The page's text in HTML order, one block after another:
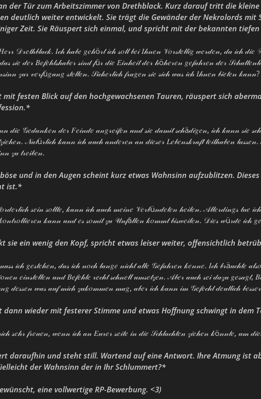
der Tür zum Arbeitszimmer von Drethblack. Kurz darauf tritt die
deutlich weiter entwickelt. Sie trägt die Gewänder der Nekrolords
Zeit. Sie Räuspert sich einmal, und spricht mit der bekannten
𝒟𝓇𝑒𝓉𝒽𝒷𝓁𝒶𝒸𝓀. 𝐼𝒸𝒽 𝒽𝒶𝒷𝑒 𝑔𝑒𝒽ö𝓇𝓉 𝒾𝒸𝒽 𝓈𝑜𝓁𝓁 𝒷𝑒𝒾 𝐼𝒽𝓃𝑒𝓃 𝒱𝑜𝓇𝓈𝓉𝑒𝓁𝓁𝒾𝑔 𝓌𝑒𝓇𝒹𝑒𝓃, 𝒹𝒶 𝒾𝒸𝒽
𝓈𝒾𝑒 𝒹𝑒𝓇 𝐵𝑒𝒻𝑒𝒽𝓁𝓈𝒽𝒶𝒷𝑒𝓇 𝓈𝒾𝓃𝒹 𝒻ü𝓇 𝒹𝒾𝑒 𝐸𝒾𝓃𝒽𝑒𝒾𝓉 𝒹𝑒𝓇 𝒽ö𝒽𝑒𝓇𝑒𝓃 𝑔𝑒𝒻𝒶𝒽𝓇𝑒𝓃 𝒹𝑒𝓇
𝓏𝓊𝓇 𝓋𝑒𝓇𝒻ü𝑔𝓊𝓃𝑔 𝓈𝓉𝑒𝓁𝓁𝑒𝓃. 𝒮𝒾𝒸𝒽𝑒𝓇𝓁𝒾𝒸𝒽 𝒻𝓇𝒶𝑔𝑒𝓃 𝓈𝒾𝑒 𝓈𝒾𝒸𝒽 𝓌𝒶𝓈 𝒾𝒸𝒽 𝐼𝒽𝓃𝑒𝓃 𝒷𝒾𝑒𝓉𝑒𝓃 𝓀𝒶𝓃𝓃?
mit festen Blick auf den hochgewachsenen Tauren, räuspert sich
𝒹𝒾𝑒 𝒢𝑒𝒹𝒶𝓃𝓀𝑒𝓃 𝒹𝑒𝓇 𝐹𝑒𝒾𝓃𝒹𝑒 𝒶𝓃𝑔𝓇𝑒𝒾𝒻𝑒𝓃 𝓊𝓃𝒹 𝓈𝒾𝑒 𝒹𝒶𝓂𝒾𝓉 𝓈𝒸𝒽ä𝒹𝒾𝑔𝑒𝓃, 𝒾𝒸𝒽 𝓀𝒶𝓃𝓃 𝓈𝒾𝑒
𝒩𝒶𝓉ü𝓇𝓁𝒾𝒸𝒽 𝓀𝒶𝓃𝓃 𝒾𝒸𝒽 𝒶𝓊𝒸𝒽 𝒶𝓃𝒹𝑒𝓇𝑒𝓃 𝒶𝓃 𝒹𝒾𝑒𝓈𝑒𝓇 𝐿𝑒𝒷𝑒𝓃𝓈𝓀𝓇𝒶𝒻𝓉 𝓉𝑒𝒾𝓁𝒽𝒶𝒷𝑒𝓃
𝓏𝓊 𝓉𝓇𝑒𝒾𝒷𝑒𝓃.
und in den Augen scheint kurz etwas Wahnsinn aufzublitzen.
ist.*
𝓈𝑒𝒾𝓃 𝓈𝑜𝓁𝓁𝓉𝑒, 𝓀𝒶𝓃𝓃 𝒾𝒸𝒽 𝒶𝓊𝒸𝒽 𝓂𝑒𝒾𝓃𝑒 𝒱𝑒𝓇𝒷ü𝓃𝒹𝑒𝓉𝑒𝓃 𝒽𝑒𝒾𝓁𝑒𝓃. 𝒜𝓁𝓁𝑒𝓇𝒹𝒾𝓃𝑔𝓈 𝓉𝓊𝑒
𝓀𝑜𝓃𝓉𝓇𝑜𝓁𝓁𝒾𝑒𝓇𝑒𝓃 𝓀𝒶𝓃𝓃 𝓊𝓃𝒹 𝑒𝓈 𝓈𝑜𝓂𝒾𝓉 𝓏𝓊 𝒰𝓃𝒻ä𝓁𝓁𝑒𝓃 𝓀𝑜𝓂𝓂𝓉 𝒷𝒾𝓈𝓌𝑒𝒾𝓁𝑒𝓃. 𝒟𝒾𝑒𝓈 𝓌ü𝓇𝒹𝑒 𝒾𝒸𝒽
sie ein wenig den Kopf, spricht etwas leiser weiter, offensichtlich
𝒾𝒸𝒽 𝑔𝑒𝓈𝓉𝑒𝒽𝑒𝓃, 𝒹𝒶𝓈 𝒾𝒸𝒽 𝓃𝑜𝒸𝒽 𝓁𝒶𝓃𝑔𝑒 𝓃𝒾𝒸𝒽𝓉 𝒶𝓁𝓁𝑒 𝒢𝑒𝒻𝒶𝒽𝓇𝑒𝓃 𝓀𝑒𝓃𝓃𝑒. 𝐼𝒸𝒽 𝒷𝓇ä𝓊𝒸𝒽𝓉𝑒
𝑒𝒾𝓃𝓈𝓉𝑒𝓁𝓁𝑒𝓃 𝓊𝓃𝒹 𝐵𝑒𝒻𝑒𝒽𝓁𝑒 𝓇𝑒𝒸𝒽𝓉 𝓈𝒸𝒽𝓃𝑒𝓁𝓁 𝓊𝓂𝓈𝑒𝓉𝓏𝑒𝓃. 𝒜𝒷𝑒𝓇 𝒶𝓊𝒸𝒽 𝓈𝑒𝒾 𝒹𝒶𝓏𝓊 𝑔𝑒𝓈𝒶𝑔𝓉,
𝒹𝑒𝓈𝓈𝑒𝓃 𝓌𝒶𝓈 𝒶𝓊𝒻 𝓂𝒾𝒸𝒽 𝓏𝓊𝓀𝑜𝓂𝓂𝑒𝓃 𝓂𝒶𝑔, 𝒶𝒷𝑒𝓇 𝒾𝒸𝒽 𝓀𝒶𝓃𝓃 𝒾𝓂 𝒢𝑒𝒻𝑒𝒸𝒽𝓉 𝒹𝑒𝓊𝓉𝓁𝒾𝒸𝒽
dann wieder mit festerer Stimme und etwas Hoffnung schwingt in dem
𝓈𝑒𝒽𝓇 𝒻𝓇𝑒𝓊𝑒𝓃, 𝓌𝑒𝓃𝓃 𝒾𝒸𝒽 𝒶𝓃 𝐸𝓊𝓇𝑒𝓇 𝓈𝑒𝒾𝓉𝑒 𝒾𝓃 𝒹𝒾𝑒 𝒮𝒸𝒽𝓁𝒶𝒸𝒽𝓉𝑒𝓃 𝓏𝒾𝑒𝒽𝑒𝓃 𝓀ö𝓃𝓃𝓉𝑒, 𝓊𝓂
daraufhin und steht still. Wartend auf eine Antwort. Ihre Atmung ist
der Wahnsinn der in Ihr Schlummert?*
eine vollwertige RP-Bewerbung. <3)